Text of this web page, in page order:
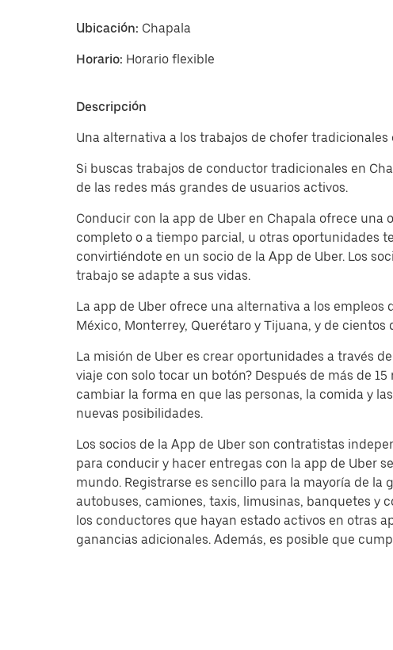
Ubicación: Chapala
Horario: Horario flexible
Descripción
Una alternativa a los trabajos de chofer tradicionales
Si buscas trabajos de conductor tradicionales en
de las redes más grandes de usuarios activos.
Conducir con la app de Uber en Chapala ofrece
completo o a tiempo parcial, u otras oportunidades
convirtiéndote en un socio de la App de Uber. Los
trabajo se adapte a sus vidas.
La app de Uber ofrece una alternativa a los
México, Monterrey, Querétaro y Tijuana, y de
La misión de Uber es crear oportunidades a través
viaje con solo tocar un botón? Después de más de
cambiar la forma en que las personas, la comida y
nuevas posibilidades.
Los socios de la App de Uber son contratistas
para conducir y hacer entregas con la app de Uber
mundo. Registrarse es sencillo para la mayoría de
autobuses, camiones, taxis, limusinas, banquetes y
los conductores que hayan estado activos en otras
ganancias adicionales. Además, es posible que